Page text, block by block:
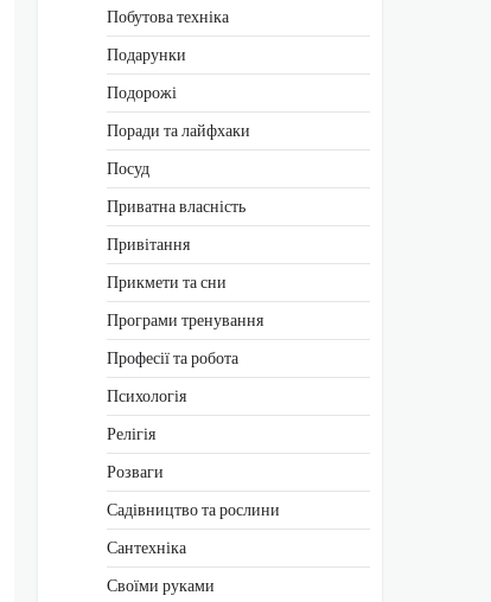
Побутова техніка
Подарунки
Подорожі
Поради та лайфхаки
Посуд
Приватна власність
Привітання
Прикмети та сни
Програми тренування
Професії та робота
Психологія
Релігія
Розваги
Садівництво та рослини
Сантехніка
Своїми руками